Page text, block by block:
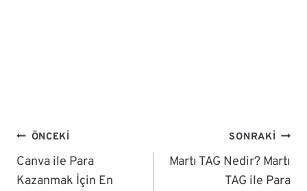
Yazı
Gezinmesi
ÖNCEKI
Canva ile Para
Kazanmak İçin En
SONRAKI
Martı TAG Nedir? Martı
TAG ile Para